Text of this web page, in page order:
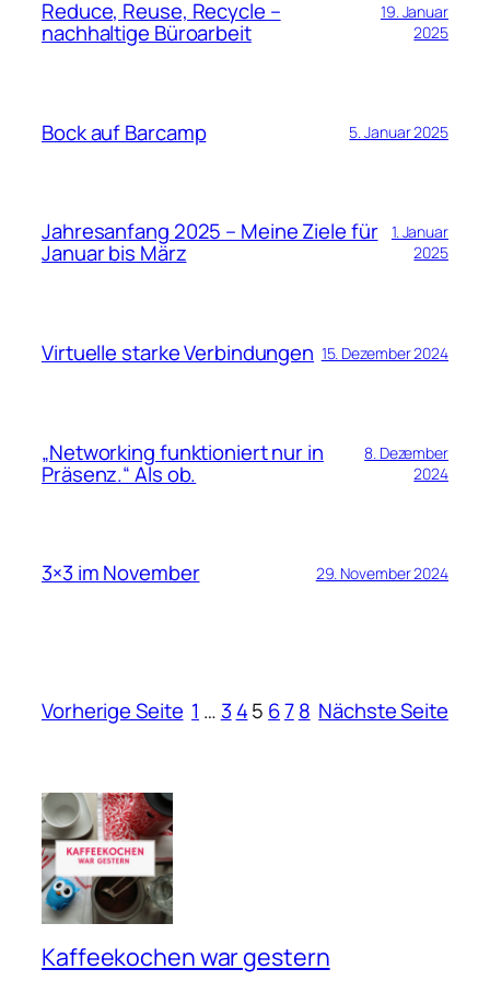
Reduce, Reuse, Recycle –
nachhaltige Büroarbeit
19. Januar
2025
Bock auf Barcamp 5. Januar 2025
Jahresanfang 2025 – Meine Ziele für
Januar bis März
1. Januar
2025
Virtuelle starke Verbindungen 15. Dezember 2024
„Networking funktioniert nur in
Präsenz.“ Als ob.
8. Dezember
2024
3×3 im November 29. November 2024
Vorherige Seite 1 … 3 45 678 Nächste Seite
Kaffeekochen war gestern